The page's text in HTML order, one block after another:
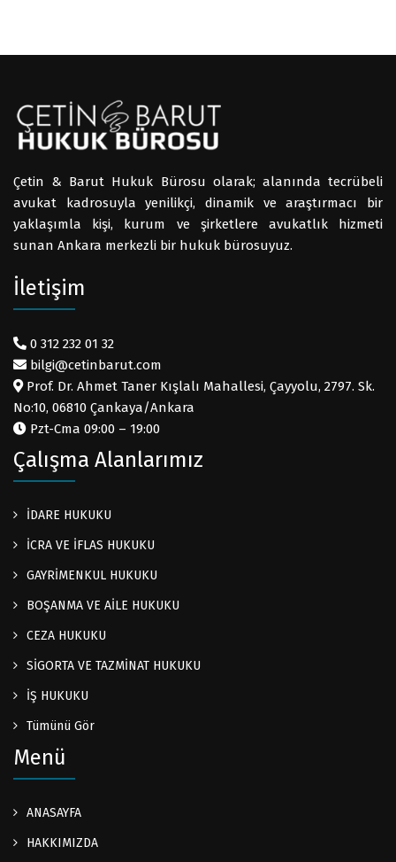
Çetin & Barut Hukuk Bürosu olarak; alanında tecrübeli
avukat kadrosuyla yenilikçi, dinamik ve araştırmacı bir
yaklaşımla kişi, kurum ve şirketlere avukatlık hizmeti
sunan Ankara merkezli bir hukuk bürosuyuz.
İletişim
0 312 232 01 32
bilgi@cetinbarut.com
Prof. Dr. Ahmet Taner Kışlalı Mahallesi, Çayyolu, 2797. Sk.
No:10, 06810 Çankaya/Ankara
Pzt-Cma 09:00 – 19:00
Çalışma Alanlarımız
İDARE HUKUKU
İCRA VE İFLAS HUKUKU
GAYRİMENKUL HUKUKU
BOŞANMA VE AİLE HUKUKU
CEZA HUKUKU
SİGORTA VE TAZMİNAT HUKUKU
İŞ HUKUKU
Tümünü Gör
Menü
ANASAYFA
HAKKIMIZDA